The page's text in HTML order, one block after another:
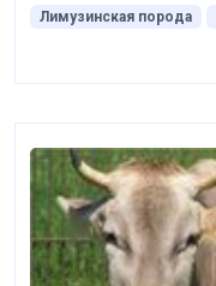
Лимузинская порода